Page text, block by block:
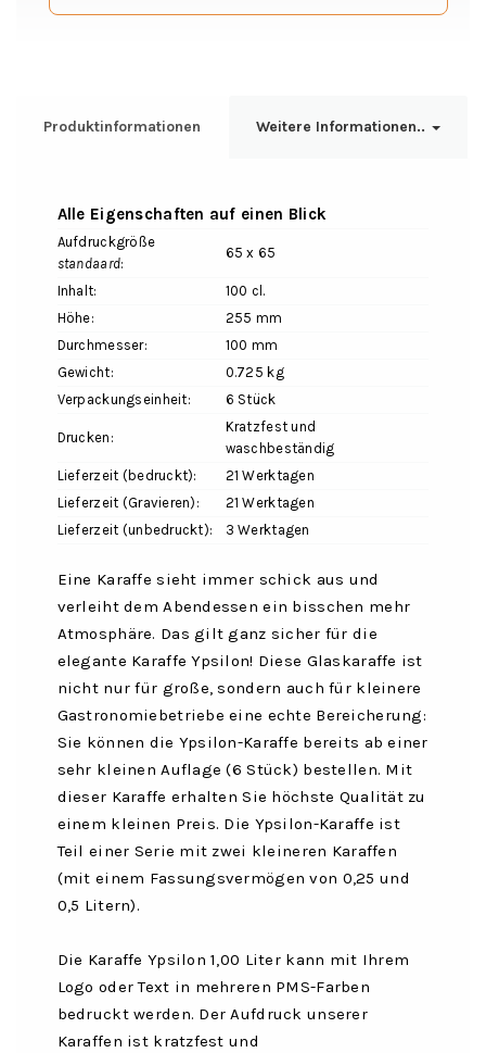
Produktinformationen Weitere Informationen..
Alle Eigenschaften auf einen Blick
Aufdruckgröße
standaard:
65 x 65
Inhalt:
100 cl.
Höhe:
255 mm
Durchmesser:
100 mm
Gewicht:
0.725 kg
Verpackungseinheit:
6 Stück
Drucken:
Kratzfest und
waschbeständig
Lieferzeit (bedruckt):
21 Werktagen
Lieferzeit (Gravieren):
21 Werktagen
Lieferzeit (unbedruckt):
3 Werktagen
Eine Karaffe sieht immer schick aus und
verleiht dem Abendessen ein bisschen mehr
Atmosphäre. Das gilt ganz sicher für die
elegante Karaffe Ypsilon! Diese Glaskaraffe ist
nicht nur für große, sondern auch für kleinere
Gastronomiebetriebe eine echte Bereicherung:
Sie können die Ypsilon-Karaffe bereits ab einer
sehr kleinen Auflage (6 Stück) bestellen. Mit
dieser Karaffe erhalten Sie höchste Qualität zu
einem kleinen Preis. Die Ypsilon-Karaffe ist
Teil einer Serie mit zwei kleineren Karaffen
(mit einem Fassungsvermögen von 0,25 und
0,5 Litern).
Die Karaffe Ypsilon 1,00 Liter kann mit Ihrem
Logo oder Text in mehreren PMS-Farben
bedruckt werden. Der Aufdruck unserer
Karaffen ist kratzfest und